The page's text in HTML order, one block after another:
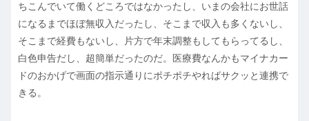
ちこんでいて働くどころではなかったし、いまの会社にお世話
になるまでほぼ無収入だったし、そこまで収入も多くないし、
そこまで経費もないし、片方で年末調整もしてもらってるし、
白色申告だし、超簡単だったのだ。医療費なんかもマイナカー
ドのおかげで画面の指示通りにポチポチやればサクッと連携で
きる。